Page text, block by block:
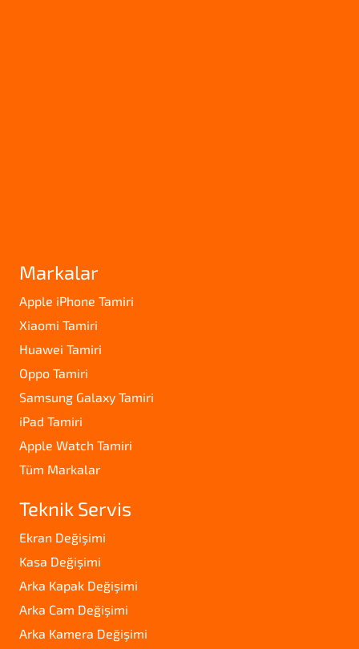
Markalar
Apple iPhone Tamiri
Xiaomi Tamiri
Huawei Tamiri
Oppo Tamiri
Samsung Galaxy Tamiri
iPad Tamiri
Apple Watch Tamiri
Tüm Markalar
Teknik Servis
Ekran Değişimi
Kasa Değişimi
Arka Kapak Değişimi
Arka Cam Değişimi
Arka Kamera Değişimi